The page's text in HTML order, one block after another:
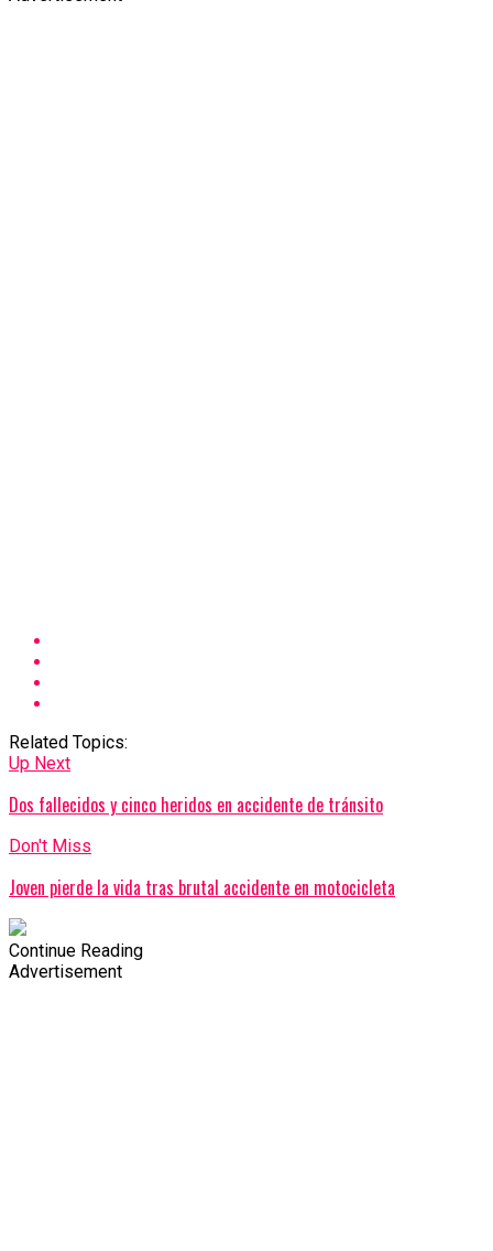
Related Topics:
Up Next
Dos fallecidos y cinco heridos en accidente de tránsito
Don't Miss
Joven pierde la vida tras brutal accidente en motocicleta
Continue Reading
Advertisement